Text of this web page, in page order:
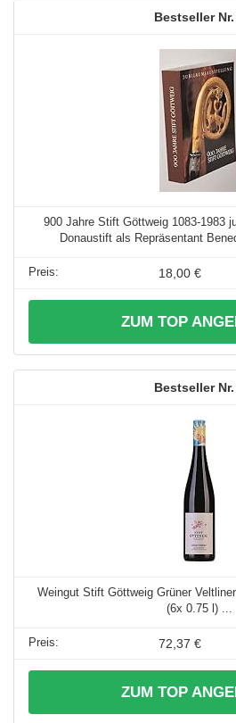
900 Jahre Stift Göttweig 1083-1983
Donaustift als Repräsentant
18,00 €
ZUM TOP
Weingut Stift Göttweig Grüner
(6x 0.75 l) ...
72,37 €
ZUM TOP